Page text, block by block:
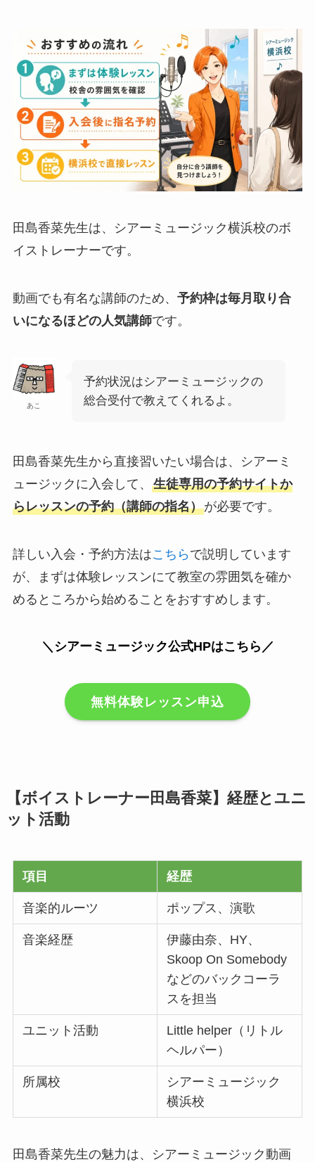
田島香菜先生は、シアーミュージック横浜校のボ
イストレーナーです。
動画でも有名な講師のため、 予約枠は毎月取り合
いになるほどの人気講師です。
あこ
予約状況はシアーミュージックの
総合受付で教えてくれるよ。
田島香菜先生から直接習いたい場合は、シアーミ
ュージックに入会して、 生徒専用の予約サイトか
らレッスンの予約（講師の指名）が必要です。
詳しい入会・予約方法はこちら で説明しています
が、まずは体験レッスンにて教室の雰囲気を確か
めるところから始めることをおすすめします。
＼シアーミュージック公式HPはこちら／
無料体験レッスン申込
【ボイストレーナー田島香菜】経歴とユニ
ット活動
項目 経歴
音楽的ルーツ ポップス、演歌
音楽経歴
伊藤由奈、HY、
Skoop On Somebody
などのバックコーラ
スを担当
ユニット活動
Little helper（リトル
ヘルパー）
所属校
シアーミュージック
横浜校
田島香菜先生の魅力は、シアーミュージック動画